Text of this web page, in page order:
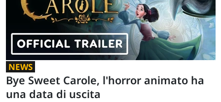
NEWS
Bye Sweet Carole, l'horror animato ha
una data di uscita